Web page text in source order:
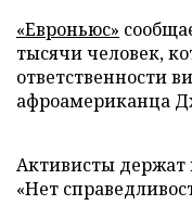
«Евроньюс»
тысячи человек,
ответственности
афроамериканца
Активисты держат
«Нет